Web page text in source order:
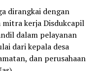
dirangkai dengan
mitra kerja Disdukcapil
dalam pelayanan
dari kepala desa
dan perusahaan